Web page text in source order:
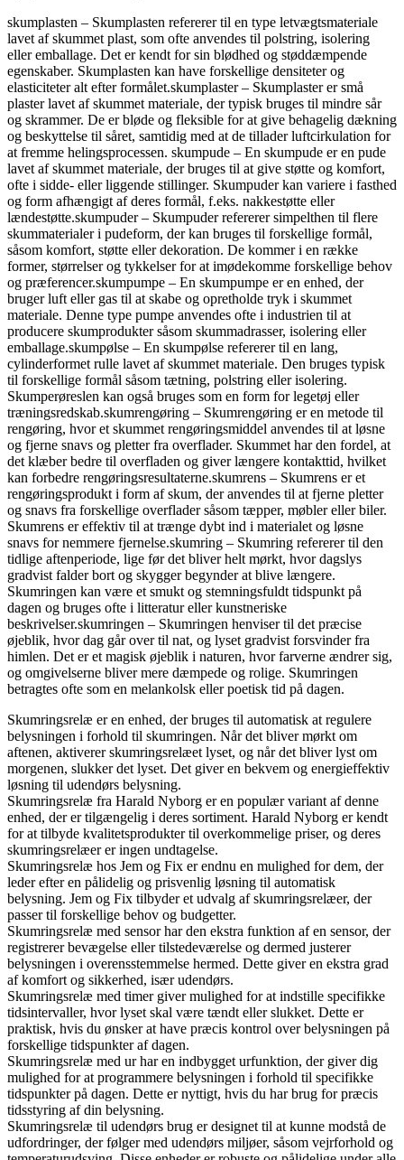
skumplasten – Skumplasten refererer til en type letvægtsmateriale
lavet af skummet plast, som ofte anvendes til polstring, isolering
eller emballage. Det er kendt for sin blødhed og støddæmpende
egenskaber. Skumplasten kan have forskellige densiteter og
elasticiteter alt efter formålet.skumplaster – Skumplaster er små
plaster lavet af skummet materiale, der typisk bruges til mindre sår
og skrammer. De er bløde og fleksible for at give behagelig dækning
og beskyttelse til såret, samtidig med at de tillader luftcirkulation for
at fremme helingsprocessen. skumpude – En skumpude er en pude
lavet af skummet materiale, der bruges til at give støtte og komfort,
ofte i sidde- eller liggende stillinger. Skumpuder kan variere i fasthed
og form afhængigt af deres formål, f.eks. nakkestøtte eller
lændestøtte.skumpuder – Skumpuder refererer simpelthen til flere
skummaterialer i pudeform, der kan bruges til forskellige formål,
såsom komfort, støtte eller dekoration. De kommer i en række
former, størrelser og tykkelser for at imødekomme forskellige behov
og præferencer.skumpumpe – En skumpumpe er en enhed, der
bruger luft eller gas til at skabe og opretholde tryk i skummet
materiale. Denne type pumpe anvendes ofte i industrien til at
producere skumprodukter såsom skummadrasser, isolering eller
emballage.skumpølse – En skumpølse refererer til en lang,
cylinderformet rulle lavet af skummet materiale. Den bruges typisk
til forskellige formål såsom tætning, polstring eller isolering.
Skumperøreslen kan også bruges som en form for legetøj eller
træningsredskab.skumrengøring – Skumrengøring er en metode til
rengøring, hvor et skummet rengøringsmiddel anvendes til at løsne
og fjerne snavs og pletter fra overflader. Skummet har den fordel, at
det klæber bedre til overfladen og giver længere kontakttid, hvilket
kan forbedre rengøringsresultaterne.skumrens – Skumrens er et
rengøringsprodukt i form af skum, der anvendes til at fjerne pletter
og snavs fra forskellige overflader såsom tæpper, møbler eller biler.
Skumrens er effektiv til at trænge dybt ind i materialet og løsne
snavs for nemmere fjernelse.skumring – Skumring refererer til den
tidlige aftenperiode, lige før det bliver helt mørkt, hvor dagslys
gradvist falder bort og skygger begynder at blive længere.
Skumringen kan være et smukt og stemningsfuldt tidspunkt på
dagen og bruges ofte i litteratur eller kunstneriske
beskrivelser.skumringen – Skumringen henviser til det præcise
øjeblik, hvor dag går over til nat, og lyset gradvist forsvinder fra
himlen. Det er et magisk øjeblik i naturen, hvor farverne ændrer sig,
og omgivelserne bliver mere dæmpede og rolige. Skumringen
betragtes ofte som en melankolsk eller poetisk tid på dagen.
Skumringsrelæ er en enhed, der bruges til automatisk at regulere
belysningen i forhold til skumringen. Når det bliver mørkt om
aftenen, aktiverer skumringsrelæet lyset, og når det bliver lyst om
morgenen, slukker det lyset. Det giver en bekvem og energieffektiv
løsning til udendørs belysning.
Skumringsrelæ fra Harald Nyborg er en populær variant af denne
enhed, der er tilgængelig i deres sortiment. Harald Nyborg er kendt
for at tilbyde kvalitetsprodukter til overkommelige priser, og deres
skumringsrelæer er ingen undtagelse.
Skumringsrelæ hos Jem og Fix er endnu en mulighed for dem, der
leder efter en pålidelig og prisvenlig løsning til automatisk
belysning. Jem og Fix tilbyder et udvalg af skumringsrelæer, der
passer til forskellige behov og budgetter.
Skumringsrelæ med sensor har den ekstra funktion af en sensor, der
registrerer bevægelse eller tilstedeværelse og dermed justerer
belysningen i overensstemmelse hermed. Dette giver en ekstra grad
af komfort og sikkerhed, især udendørs.
Skumringsrelæ med timer giver mulighed for at indstille specifikke
tidsintervaller, hvor lyset skal være tændt eller slukket. Dette er
praktisk, hvis du ønsker at have præcis kontrol over belysningen på
forskellige tidspunkter af dagen.
Skumringsrelæ med ur har en indbygget urfunktion, der giver dig
mulighed for at programmere belysningen i forhold til specifikke
tidspunkter på dagen. Dette er nyttigt, hvis du har brug for præcis
tidsstyring af din belysning.
Skumringsrelæ til udendørs brug er designet til at kunne modstå de
udfordringer, der følger med udendørs miljøer, såsom vejrforhold og